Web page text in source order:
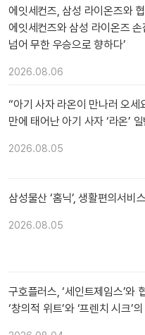
에잇세컨즈, 삼성 라이온즈와
에잇세컨즈와 삼성 라이온즈 손
넘어 무한 우승으로 향하다’
2026.08.06
“아기 사자 라온이 만나러 오세
만에 태어난 아기 사자 ‘라온’
2026.08.05
삼성물산 ‘홈닉’, 생활편의서비
2026.08.05
구호플러스, ‘세인트제임스’와
‘창의적 위트’와 ‘프렌치 시크’